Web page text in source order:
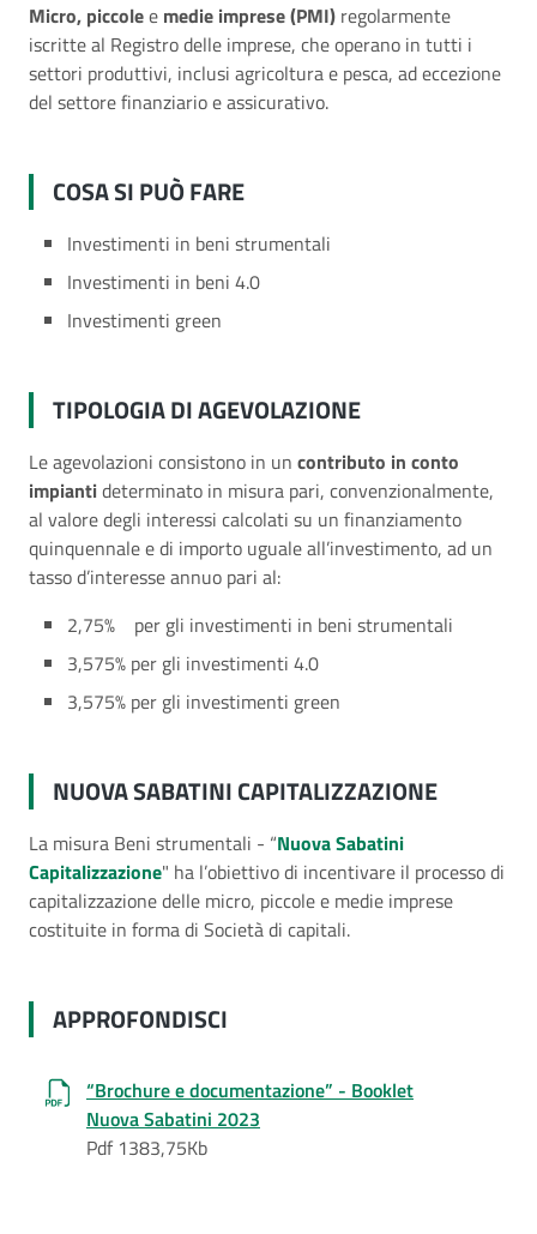
Micro, piccolee medie imprese (PMI) regolarmente
iscritte al Registro delle imprese, che operano in tutti i
settori produttivi, inclusi agricoltura e pesca, ad eccezione
del settore finanziario e assicurativo.
COSA SI PUÒ FARE
Investimenti in beni strumentali
Investimenti in beni 4.0
Investimenti green
TIPOLOGIA DI AGEVOLAZIONE
Le agevolazioni consistono in un contributo in conto
impiantideterminato in misura pari, convenzionalmente,
al valore degli interessi calcolati su un finanziamento
quinquennale e di importo uguale all’investimento, ad un
tasso d’interesse annuo pari al:
2,75% per gli investimenti in beni strumentali
3,575% per gli investimenti 4.0
3,575% per gli investimenti green
NUOVA SABATINI CAPITALIZZAZIONE
La misura Beni strumentali - “Nuova Sabatini
Capitalizzazione" ha l’obiettivo di incentivare il processo di
capitalizzazione delle micro, piccole e medie imprese
costituite in forma di Società di capitali.
APPROFONDISCI
“Brochure e documentazione” - Booklet
Nuova Sabatini 2023
Pdf 1383,75Kb